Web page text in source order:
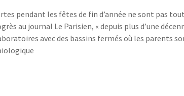
pendant les fêtes de fin d’année ne sont pas
au journal Le Parisien, « depuis plus d’une
avec des bassins fermés où les parents